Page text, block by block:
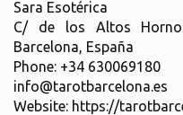
Sara Esotérica
C/ de los Altos
Barcelona, España
Phone: +34 630069180
info@tarotbarcelona.es
Website: https://